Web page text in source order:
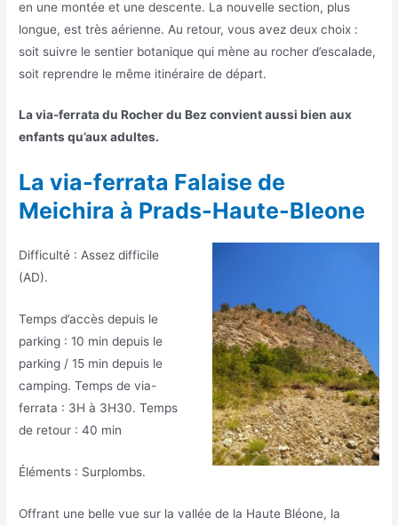
en une montée et une descente. La nouvelle section, plus
longue, est très aérienne. Au retour, vous avez deux choix :
soit suivre le sentier botanique qui mène au rocher d’escalade,
soit reprendre le même itinéraire de départ.
La via-ferrata du Rocher du Bez convient aussi bien aux
enfants qu’aux adultes.
La via-ferrata Falaise de
Meichira à Prads-Haute-Bleone
Difficulté : Assez difficile
(AD).
Temps d’accès depuis le
parking : 10 min depuis le
parking / 15 min depuis le
camping. Temps de via-
ferrata : 3H à 3H30. Temps
de retour : 40 min
Éléments : Surplombs.
Offrant une belle vue sur la vallée de la Haute Bléone, la